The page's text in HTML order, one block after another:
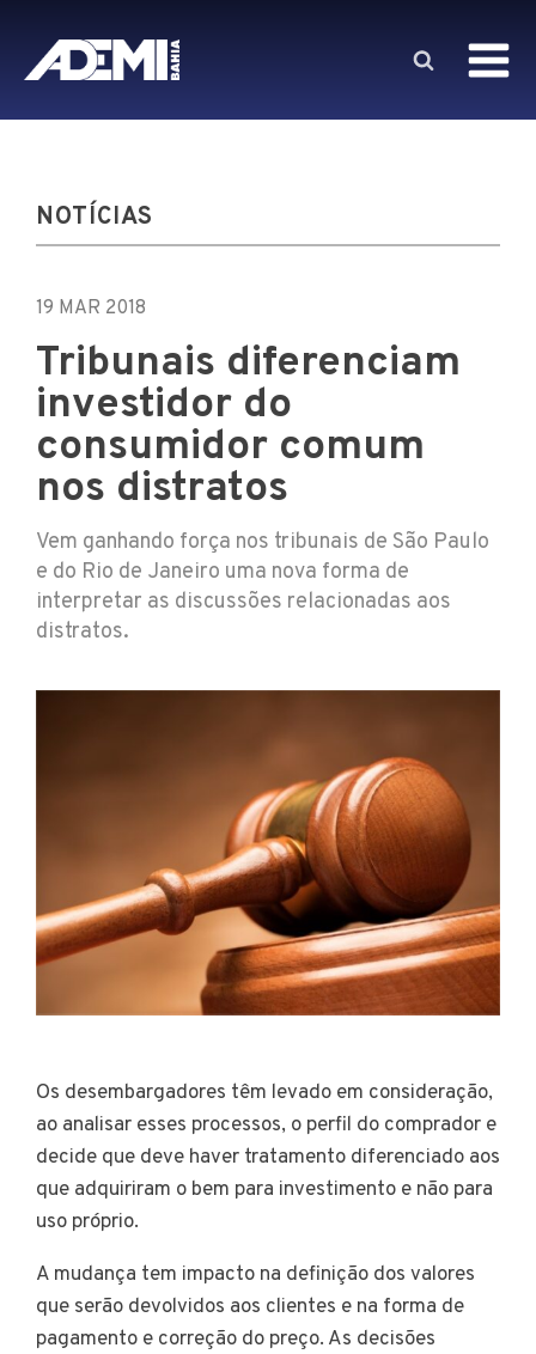
NOTÍCIAS
19 MAR 2018
Tribunais diferenciam
investidor do
consumidor comum
nos distratos
Vem ganhando força nos tribunais de São Paulo
e do Rio de Janeiro uma nova forma de
interpretar as discussões relacionadas aos
distratos.
Os desembargadores têm levado em consideração,
ao analisar esses processos, o perfil do comprador e
decide que deve haver tratamento diferenciado aos
que adquiriram o bem para investimento e não para
uso próprio.
A mudança tem impacto na definição dos valores
que serão devolvidos aos clientes e na forma de
pagamento e correção do preço. As decisões